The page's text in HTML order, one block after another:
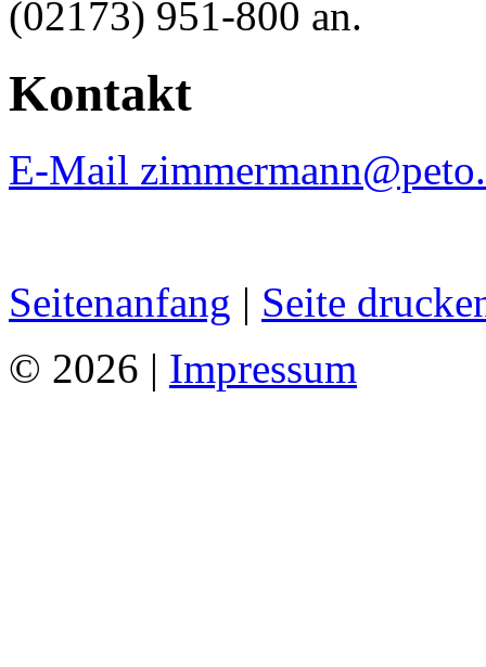
(02173) 951-800 an.
Kontakt
E-Mail
Seitenanfang | Seite
© 2026 | Impressum